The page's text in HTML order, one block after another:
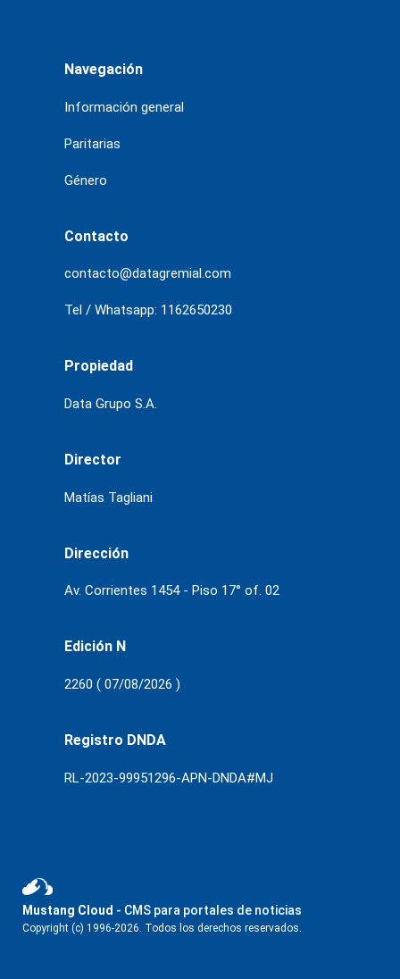
Navegación
Información general
Paritarias
Género
Contacto
contacto@datagremial.com
Tel / Whatsapp: 1162650230
Propiedad
Data Grupo S.A.
Director
Matías Tagliani
Dirección
Av. Corrientes 1454 - Piso 17° of. 02
Edición N
2260 ( 07/08/2026 )
Registro DNDA
RL-2023-99951296-APN-DNDA#MJ
Mustang Cloud - CMS para portales de noticias
Copyright (c) 1996-2026. Todos los derechos reservados.